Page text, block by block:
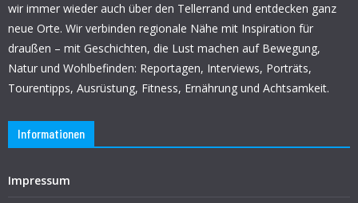
wir immer wieder auch über den Tellerrand und entdecken ganz
neue Orte. Wir verbinden regionale Nähe mit Inspiration für
draußen – mit Geschichten, die Lust machen auf Bewegung,
Natur und Wohlbefinden: Reportagen, Interviews, Porträts,
Tourentipps, Ausrüstung, Fitness, Ernährung und Achtsamkeit.
Informationen
Impressum